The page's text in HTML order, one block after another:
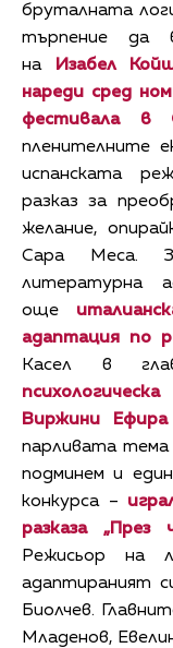
бруталната
търпение да
на
Изабел
нареди сред
фестивала в
пленителните
испанската
разказ за
желание,
Сара Меса.
литературна
още
адаптация по
Касел в
Виржини
парливата тема
подминем и
конкурса –
разказа
Режисьор на
адаптираният
Биолчев.
Младенов,